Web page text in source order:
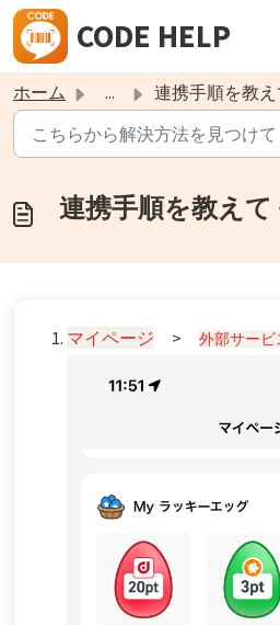
メインコンテンツに移動
CODE HELP
ホーム ... 連携手順を教えてくだ
連携手順を教え
マイページ > 外部サービ